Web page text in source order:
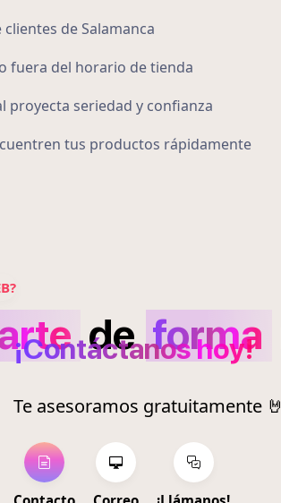
de Salamanca
fuera del horario de tienda
proyecta seriedad y confianza
tus productos rápidamente
de forma
¡Contáctanos hoy!
Te asesoramos gratuitamente 🤘